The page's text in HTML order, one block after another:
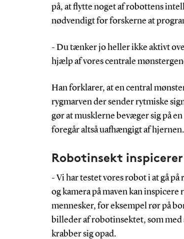
på, at flytte noget af robottens
nødvendigt for forskerne at
- Du tænker jo heller ikke aktivt
hjælp af vores centrale
Han forklarer, at en central
rygmarven der sender rytmiske
gør at musklerne bevæger sig på
foregår altså uafhængigt af hjernen.
Robotinsekt
- Vi har testet vores robot i at gå
og kamera på maven kan
mennesker, for eksempel rør på
billeder af robotinsektet, som med
krabber sig opad.